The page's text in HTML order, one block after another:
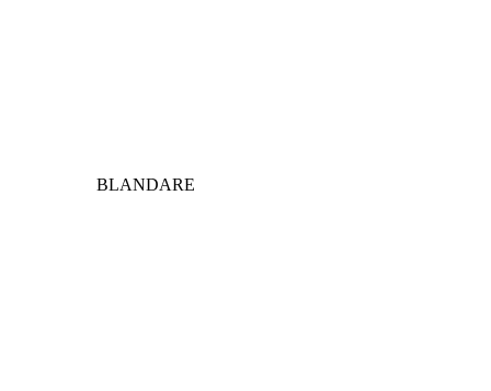
BLANDARE